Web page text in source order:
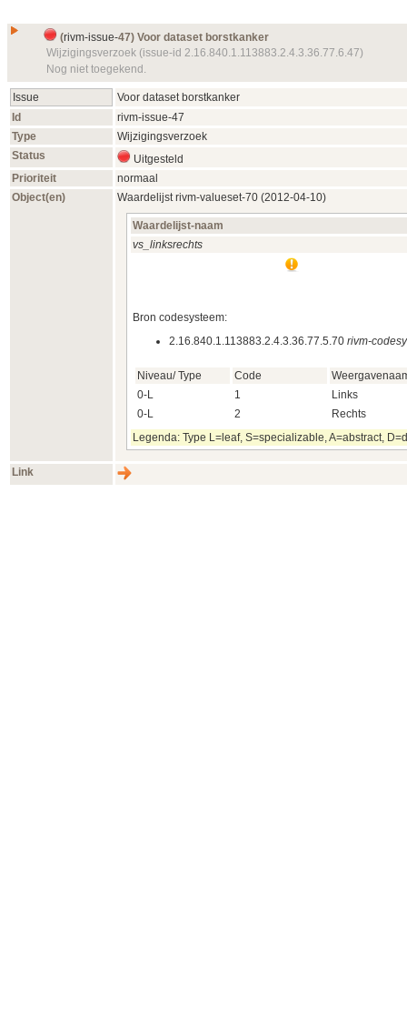
(rivm-issue-47) Voor dataset borstkanker
Wijzigingsverzoek (issue-id 2.16.840.1.113883.2.4.3.36.77.6.47)
Nog niet toegekend.
Issue
Voor dataset borstkanker
Id
rivm-issue-47
Type
Wijzigingsverzoek
Status
Uitgesteld
Prioriteit
normaal
Object(en)
Waardelijstrivm-valueset-70 (2012‑04‑10)
Waardelijst-naam
vs_linksrechts
Bron codesysteem:
2.16.840.1.113883.2.4.3.36.77.5.70 rivm-
Niveau/ Type Code
0-L
1
Links
0-L
2
Rechts
Legenda: Type L=leaf, S=specializable, A=abstract,
Link